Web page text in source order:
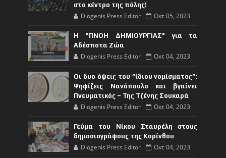
στο κέντρο της πόλης!
Diogenis Press Editor Οκτ 05, 2023
Η "ΠΝΟΗ ΔΗΜΙΟΥΡΓΙΑΣ" για τα
Αδέσποτα Ζώα
Diogenis Press Editor Οκτ 04, 2023
Οι δυο όψεις του “ίδιου νομίσματος”:
Ψηφίζεις Νανόπουλο και βγαίνει
Πνευματικός – Της Τζένης Σουκαρά
Diogenis Press Editor Οκτ 04, 2023
Γεύμα του Νίκου Σταυρέλη στους
δημοσιογράφους της Κορίνθου
Diogenis Press Editor Οκτ 04, 2023